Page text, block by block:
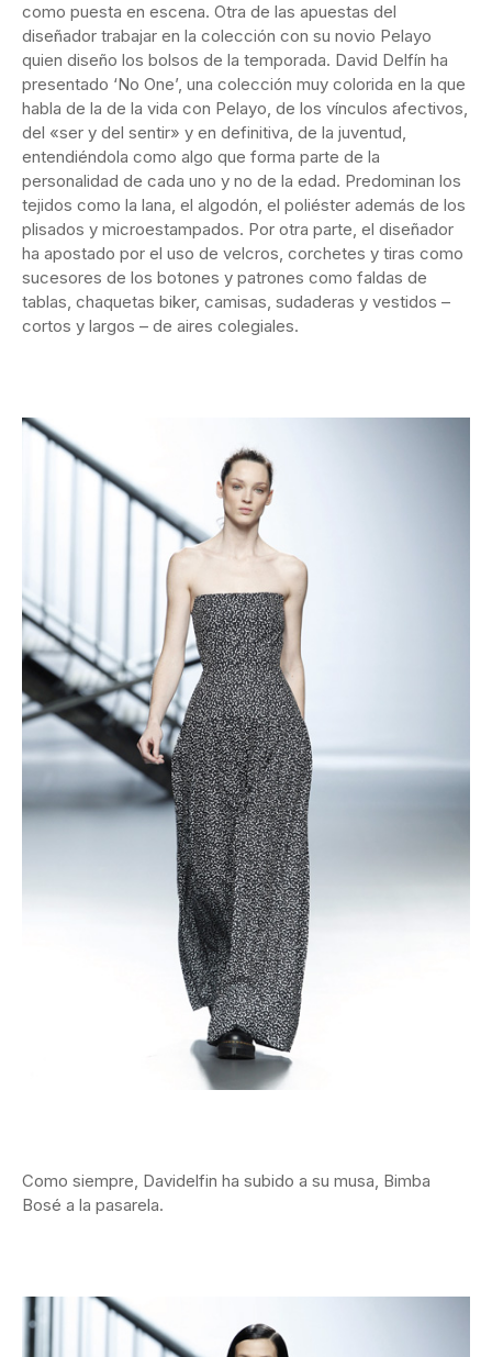
como puesta en escena. Otra de las apuestas del
diseñador trabajar en la colección con su novio Pelayo
quien diseño los bolsos de la temporada. David Delfín ha
presentado ‘No One’, una colección muy colorida en la que
habla de la de la vida con Pelayo, de los vínculos afectivos,
del «ser y del sentir» y en definitiva, de la juventud,
entendiéndola como algo que forma parte de la
personalidad de cada uno y no de la edad. Predominan los
tejidos como la lana, el algodón, el poliéster además de los
plisados y microestampados. Por otra parte, el diseñador
ha apostado por el uso de velcros, corchetes y tiras como
sucesores de los botones y patrones como faldas de
tablas, chaquetas biker, camisas, sudaderas y vestidos –
cortos y largos – de aires colegiales.
Como siempre, Davidelfin ha subido a su musa, Bimba
Bosé a la pasarela.